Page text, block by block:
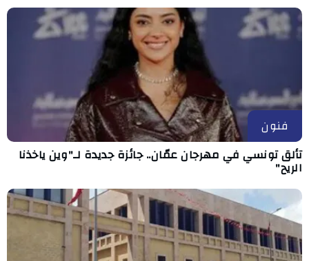
فنون
تألق تونسي في مهرجان عمّان.. جائزة جديدة لـ"وين ياخذنا
الريح"